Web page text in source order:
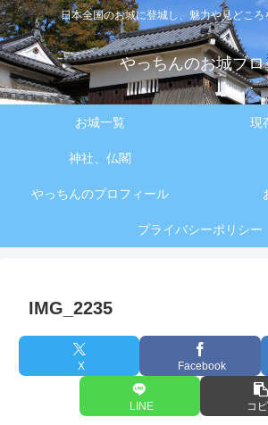
日本全国のお城に登城し、魅力や見どころ
やっちんのお城ブロ
お城一覧 現
神社、仏閣
やっちんのプロフィール
プライバシーポリシー
IMG_2235
X Facebook
LINE コ